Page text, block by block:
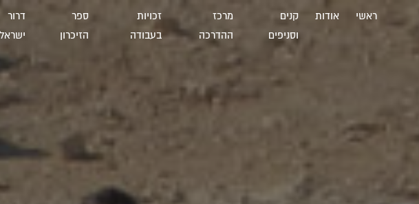
ראשי אודות קנים
וסניפים
מרכז
ההדרכה
זכויות
בעבודה
ספר
הזיכרון
דרור
ישראל